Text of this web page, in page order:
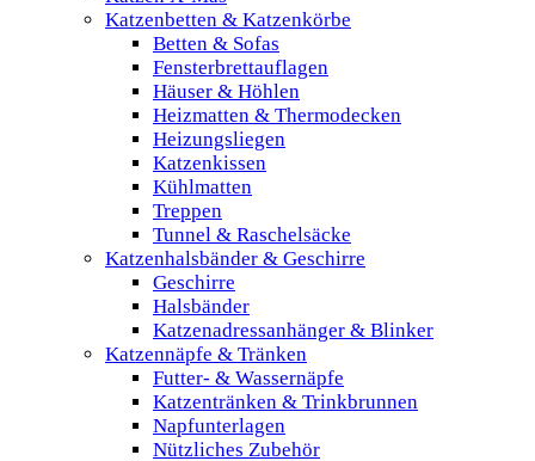
Katzenbetten & Katzenkörbe
Betten & Sofas
Fensterbrettauflagen
Häuser & Höhlen
Heizmatten & Thermodecken
Heizungsliegen
Katzenkissen
Kühlmatten
Treppen
Tunnel & Raschelsäcke
Katzenhalsbänder & Geschirre
Geschirre
Halsbänder
Katzenadressanhänger & Blinker
Katzennäpfe & Tränken
Futter- & Wassernäpfe
Katzentränken & Trinkbrunnen
Napfunterlagen
Nützliches Zubehör